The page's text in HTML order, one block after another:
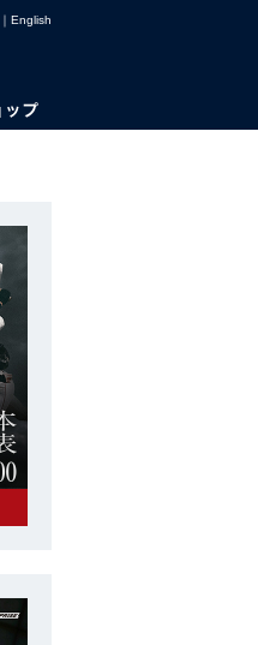
｜ English